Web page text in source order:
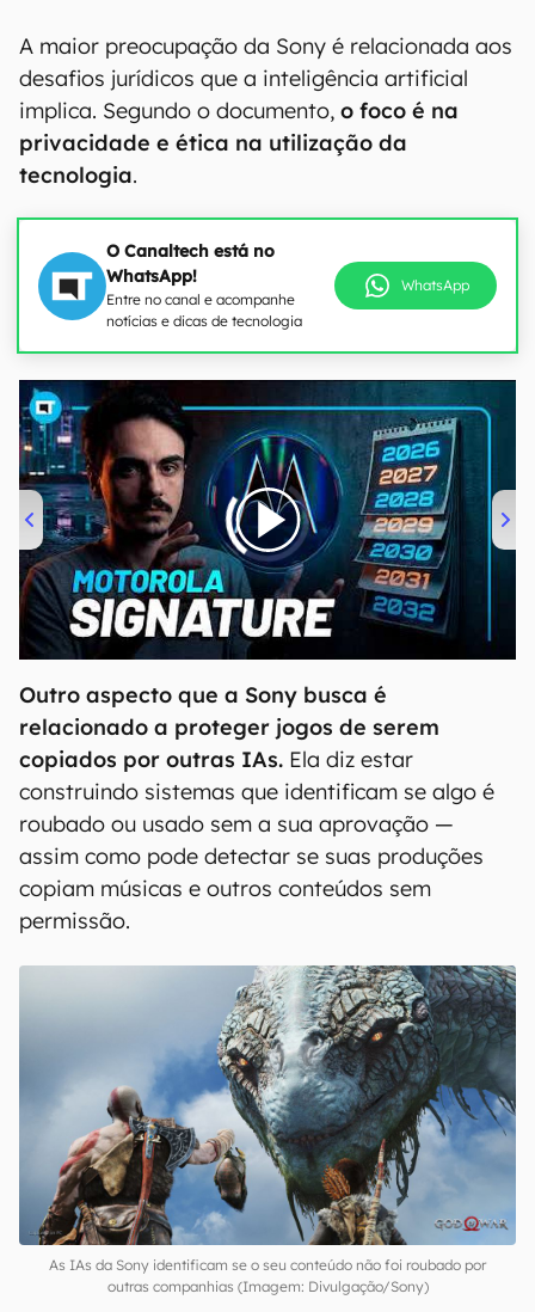
A maior preocupação da Sony é relacionada aos
desafios jurídicos que a inteligência artificial
implica. Segundo o documento, o foco é na
privacidade e ética na utilização da
tecnologia.
O Canaltech está no
WhatsApp!
Entre no canal e acompanhe
notícias e dicas de tecnologia
WhatsApp
00:00/20:46
Outro aspecto que a Sony busca é
relacionado a proteger jogos de serem
copiados por outras IAs. Ela diz estar
construindo sistemas que identificam se algo é
roubado ou usado sem a sua aprovação —
assim como pode detectar se suas produções
copiam músicas e outros conteúdos sem
permissão.
As IAs da Sony identificam se o seu conteúdo não foi roubado por
outras companhias (Imagem: Divulgação/Sony)